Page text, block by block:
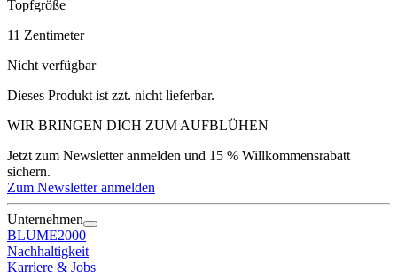
Topfgröße
11 Zentimeter
Nicht verfügbar
Dieses Produkt ist zzt. nicht lieferbar.
WIR BRINGEN DICH ZUM AUFBLÜHEN
Jetzt zum Newsletter anmelden und 15 % Willkommensrabatt
sichern.
Zum Newsletter anmelden
Unternehmen
BLUME2000
Nachhaltigkeit
Karriere & Jobs